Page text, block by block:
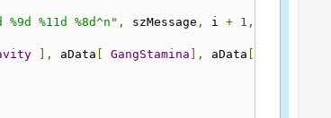
%9d %11d %8d^n" , szMessage , i + 1 ,
], aData [ GangStamina ], aData [